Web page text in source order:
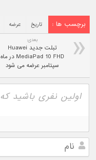
برچسب ها : تاریخ عرضه
بعدی:
تبلت جدید Huawei
MediaPad 10 FHD در ماه
سپتامبر عرضه می شود